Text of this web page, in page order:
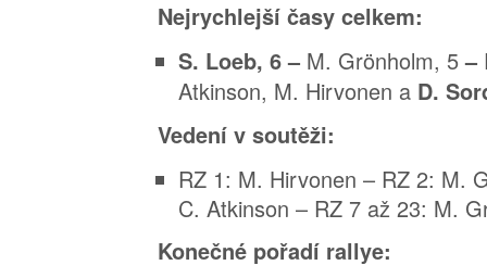
Nejrychlejší časy celkem:
S. Loeb, 6 – M. Grönholm, 5–
Atkinson, M. Hirvonen a D.
Vedení v soutěži:
RZ 1: M. Hirvonen – RZ 2: M.
C. Atkinson – RZ 7 až 23: M.
Konečné pořadí rallye: